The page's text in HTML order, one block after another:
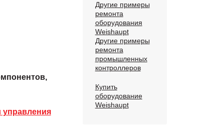
управления
Другие примеры
ремонта
оборудования
Weishaupt
Другие примеры
ремонта
промышленных
контроллеров
Купить
оборудование
Weishaupt